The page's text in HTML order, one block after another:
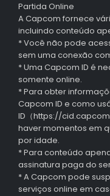
Partida Online
A Capcom fornece
incluindo conteúdo
* Você não pode
sem uma conexão
* Uma Capcom ID é
somente online.
* Para obter
Capcom ID e como
ID（https://
haver momentos em
por idade.
* Para conteúdo
assinatura paga do
* A Capcom pode
serviços online em